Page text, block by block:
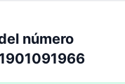
número